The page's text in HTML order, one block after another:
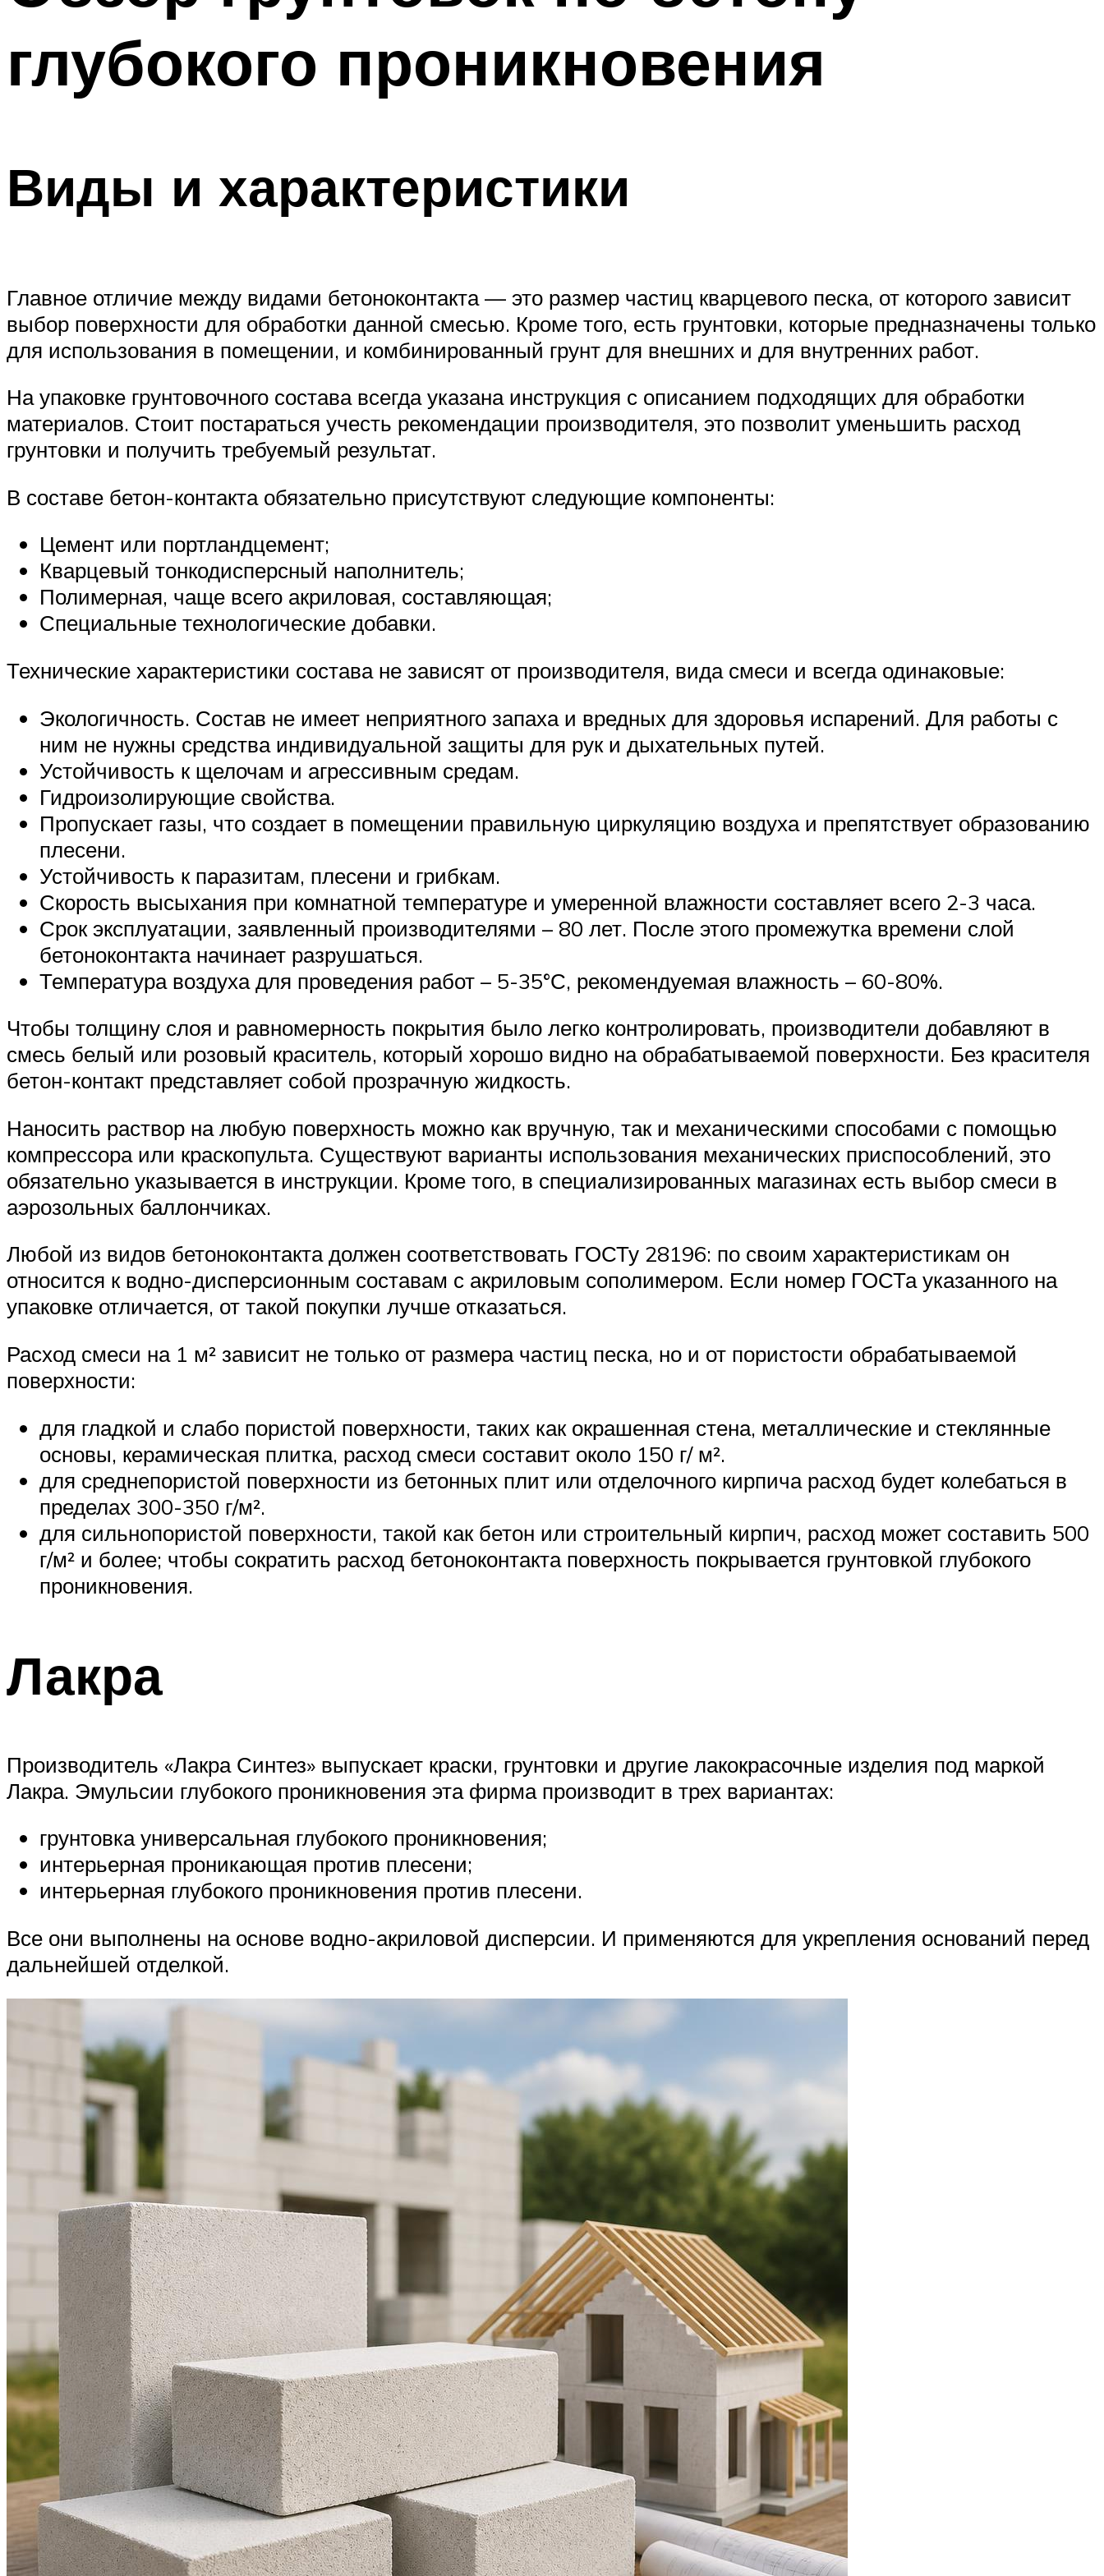
глубокого проникновения
Виды и характеристики
Главное отличие между видами бетоноконтакта — это размер частиц кварцевого песка, от которого зависит
выбор поверхности для обработки данной смесью. Кроме того, есть грунтовки, которые предназначены только
для использования в помещении, и комбинированный грунт для внешних и для внутренних работ.
На упаковке грунтовочного состава всегда указана инструкция с описанием подходящих для обработки
материалов. Стоит постараться учесть рекомендации производителя, это позволит уменьшить расход
грунтовки и получить требуемый результат.
В составе бетон-контакта обязательно присутствуют следующие компоненты:
Цемент или портландцемент;
Кварцевый тонкодисперсный наполнитель;
Полимерная, чаще всего акриловая, составляющая;
Специальные технологические добавки.
Технические характеристики состава не зависят от производителя, вида смеси и всегда одинаковые:
Экологичность. Состав не имеет неприятного запаха и вредных для здоровья испарений. Для работы с
ним не нужны средства индивидуальной защиты для рук и дыхательных путей.
Устойчивость к щелочам и агрессивным средам.
Гидроизолирующие свойства.
Пропускает газы, что создает в помещении правильную циркуляцию воздуха и препятствует образованию
плесени.
Устойчивость к паразитам, плесени и грибкам.
Скорость высыхания при комнатной температуре и умеренной влажности составляет всего 2-3 часа.
Срок эксплуатации, заявленный производителями – 80 лет. После этого промежутка времени слой
бетоноконтакта начинает разрушаться.
Температура воздуха для проведения работ – 5-35°С, рекомендуемая влажность – 60-80%.
Чтобы толщину слоя и равномерность покрытия было легко контролировать, производители добавляют в
смесь белый или розовый краситель, который хорошо видно на обрабатываемой поверхности. Без красителя
бетон-контакт представляет собой прозрачную жидкость.
Наносить раствор на любую поверхность можно как вручную, так и механическими способами с помощью
компрессора или краскопульта. Существуют варианты использования механических приспособлений, это
обязательно указывается в инструкции. Кроме того, в специализированных магазинах есть выбор смеси в
аэрозольных баллончиках.
Любой из видов бетоноконтакта должен соответствовать ГОСТу 28196: по своим характеристикам он
относится к водно-дисперсионным составам с акриловым сополимером. Если номер ГОСТа указанного на
упаковке отличается, от такой покупки лучше отказаться.
Расход смеси на 1 м² зависит не только от размера частиц песка, но и от пористости обрабатываемой
поверхности:
для гладкой и слабо пористой поверхности, таких как окрашенная стена, металлические и стеклянные
основы, керамическая плитка, расход смеси составит около 150 г/ м².
для среднепористой поверхности из бетонных плит или отделочного кирпича расход будет колебаться в
пределах 300-350 г/м².
для сильнопористой поверхности, такой как бетон или строительный кирпич, расход может составить 500
г/м² и более; чтобы сократить расход бетоноконтакта поверхность покрывается грунтовкой глубокого
проникновения.
Лакра
Производитель «Лакра Синтез» выпускает краски, грунтовки и другие лакокрасочные изделия под маркой
Лакра. Эмульсии глубокого проникновения эта фирма производит в трех вариантах:
грунтовка универсальная глубокого проникновения;
интерьерная проникающая против плесени;
интерьерная глубокого проникновения против плесени.
Все они выполнены на основе водно-акриловой дисперсии. И применяются для укрепления оснований перед
дальнейшей отделкой.